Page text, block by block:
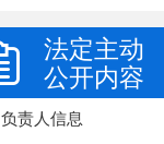
法定主动
公开内容
负责人信息